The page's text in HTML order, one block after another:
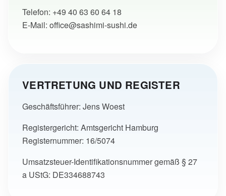
Telefon: +49 40 63 60 64 18
E-Mail:office@sashimi-sushi.de
VERTRETUNG UND REGISTER
Geschäftsführer: Jens Woest
Registergericht: Amtsgericht Hamburg
Registernummer: 16/5074
Umsatzsteuer-Identifikationsnummer gemäß § 27
a UStG: DE334688743